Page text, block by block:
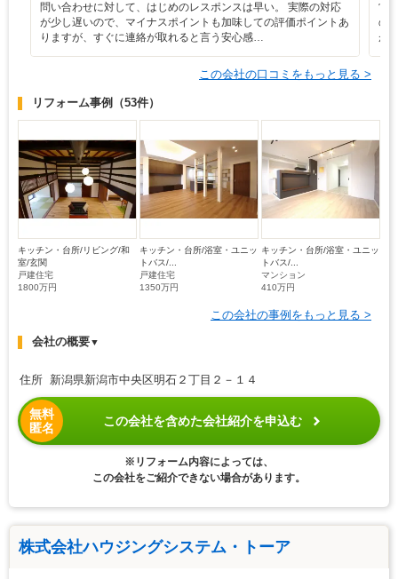
問い合わせに対して、はじめのレスポンスは早い。 実際の対応
が少し遅いので、マイナスポイントも加味しての評価ポイントあ
りますが、すぐに連絡が取れると言う安心感…
営
の3
が
この会社の口コミをもっと見る >
リフォーム事例 （53件）
キッチン・台所/リビング/和
室/玄関
戸建住宅
1800万円
キッチン・台所/浴室・ユニッ
トバス/...
戸建住宅
1350万円
キッチン・台所/浴室・ユニッ
トバス/...
マンション
410万円
この会社の事例をもっと見る >
会社の概要▼
住所 新潟県新潟市中央区明石２丁目２－１４
無料
匿名
この会社を含めた会社紹介を申込む
※リフォーム内容によっては、
この会社をご紹介できない場合があります。
株式会社ハウジングシステム・トーア